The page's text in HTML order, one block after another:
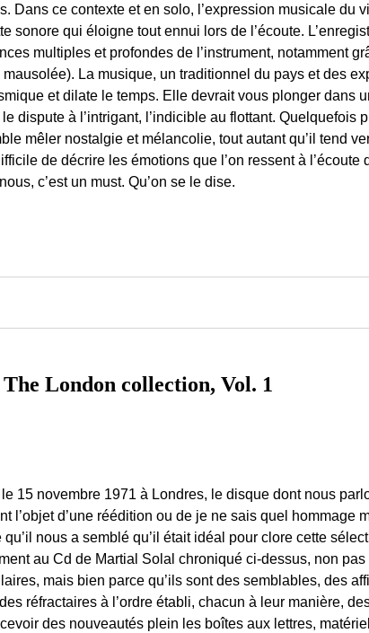
Dans ce contexte et en solo, l’expression musicale du
sonore qui éloigne tout ennui lors de l’écoute.
multiples et profondes de l’instrument, notamment
mausolée). La musique, un traditionnel du pays et des
et dilate le temps. Elle devrait vous plonger dans
dispute à l’intrigant, l’indicible au flottant. Quelquefois
mêler nostalgie et mélancolie, tout autant qu’il tend
de décrire les émotions que l’on ressent à l’écoute
c’est un must. Qu’on se le dise.
London collection, Vol. 1
15 novembre 1971 à Londres, le disque dont nous
l’objet d’une réédition ou de je ne sais quel hommage
qu’il nous a semblé qu’il était idéal pour clore cette
au Cd de Martial Solal chroniqué ci-dessus, non
mais bien parce qu’ils sont des semblables, des
réfractaires à l’ordre établi, chacun à leur manière,
des nouveautés plein les boîtes aux lettres,